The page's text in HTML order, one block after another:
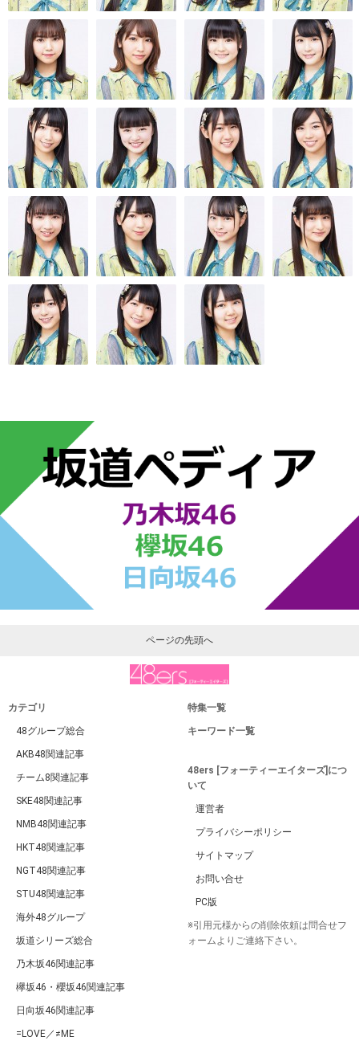
ページの先頭へ
カテゴリ
48グループ総合
AKB48関連記事
チーム8関連記事
SKE48関連記事
NMB48関連記事
HKT48関連記事
NGT48関連記事
STU48関連記事
海外48グループ
坂道シリーズ総合
乃木坂46関連記事
欅坂46・櫻坂46関連記事
日向坂46関連記事
=LOVE／≠ME
特集一覧
キーワード一覧
48ers [フォーティーエイターズ]につ
いて
運営者
プライバシーポリシー
サイトマップ
お問い合せ
PC版
※引用元様からの削除依頼は問合せフ
ォームよりご連絡下さい。